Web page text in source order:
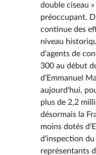
double ciseau
préoccupant.
continue des
niveau
d'agents de
300 au début
d'Emmanuel
aujourd'hui,
plus de 2,2
désormais la
moins dotés
d'inspection
représentants